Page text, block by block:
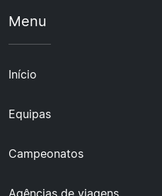
Menu
Início
Equipas
Campeonatos
Agências de viagens